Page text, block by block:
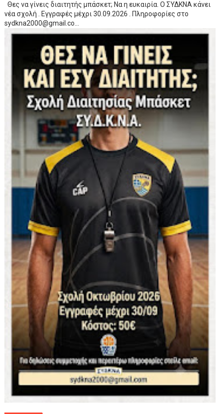
Θες να γίνεις διαιτητής μπάσκετ; Να η ευκαιρία. Ο ΣΥΔΚΝΑ κάνει
νέα σχολή . Εγγραφές μέχρι 30.09.2026 . Πληροφορίες στο
sydkna2000@gmail.co...